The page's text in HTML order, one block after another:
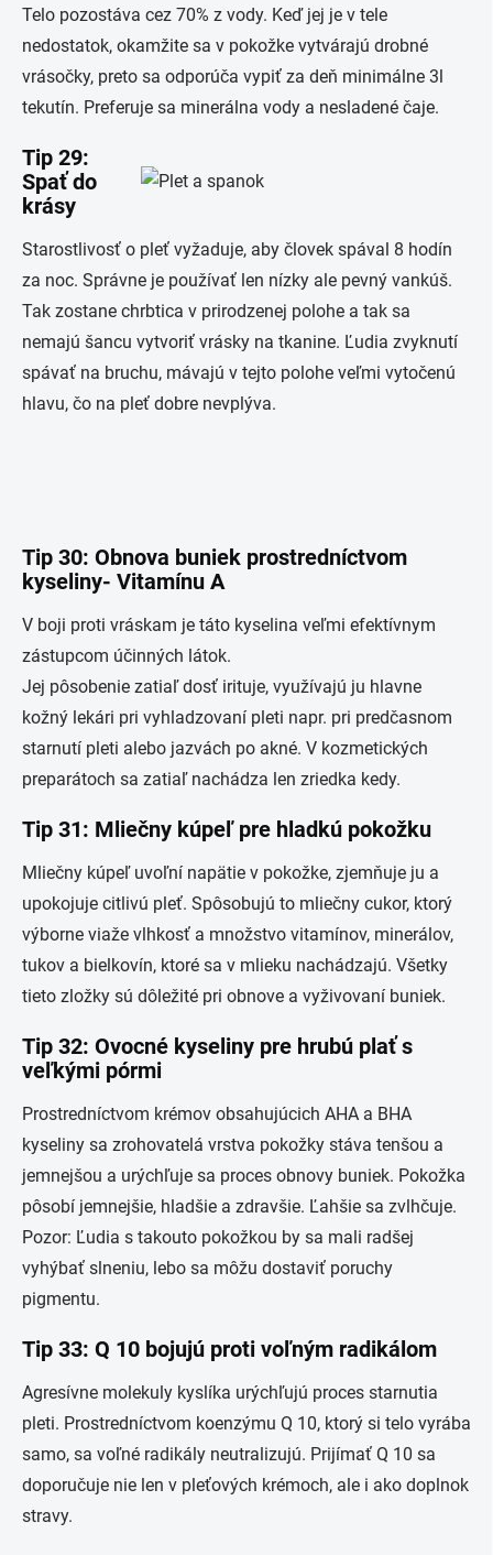
Telo pozostáva cez 70% z vody. Keď jej je v tele
nedostatok, okamžite sa v pokožke vytvárajú drobné
vrásočky, preto sa odporúča vypiť za deň minimálne 3l
tekutín. Preferuje sa minerálna vody a nesladené čaje.
Tip 29:
Spať do
krásy
Starostlivosť o pleť vyžaduje, aby človek spával 8 hodín
za noc. Správne je používať len nízky ale pevný vankúš.
Tak zostane chrbtica v prirodzenej polohe a tak sa
nemajú šancu vytvoriť vrásky na tkanine. Ľudia zvyknutí
spávať na bruchu, mávajú v tejto polohe veľmi vytočenú
hlavu, čo na pleť dobre nevplýva.
Tip 30: Obnova buniek prostredníctvom
kyseliny- Vitamínu A
V boji proti vráskam je táto kyselina veľmi efektívnym
zástupcom účinných látok.
Jej pôsobenie zatiaľ dosť irituje, využívajú ju hlavne
kožný lekári pri vyhladzovaní pleti napr. pri predčasnom
starnutí pleti alebo jazvách po akné. V kozmetických
preparátoch sa zatiaľ nachádza len zriedka kedy.
Tip 31: Mliečny kúpeľ pre hladkú pokožku
Mliečny kúpeľ uvoľní napätie v pokožke, zjemňuje ju a
upokojuje citlivú pleť. Spôsobujú to mliečny cukor, ktorý
výborne viaže vlhkosť a množstvo vitamínov, minerálov,
tukov a bielkovín, ktoré sa v mlieku nachádzajú. Všetky
tieto zložky sú dôležité pri obnove a vyživovaní buniek.
Tip 32: Ovocné kyseliny pre hrubú plať s
veľkými pórmi
Prostredníctvom krémov obsahujúcich AHA a BHA
kyseliny sa zrohovatelá vrstva pokožky stáva tenšou a
jemnejšou a urýchľuje sa proces obnovy buniek. Pokožka
pôsobí jemnejšie, hladšie a zdravšie. Ľahšie sa zvlhčuje.
Pozor: Ľudia s takouto pokožkou by sa mali radšej
vyhýbať slneniu, lebo sa môžu dostaviť poruchy
pigmentu.
Tip 33: Q 10 bojujú proti voľným radikálom
Agresívne molekuly kyslíka urýchľujú proces starnutia
pleti. Prostredníctvom koenzýmu Q 10, ktorý si telo vyrába
samo, sa voľné radikály neutralizujú. Prijímať Q 10 sa
doporučuje nie len v pleťových krémoch, ale i ako doplnok
stravy.